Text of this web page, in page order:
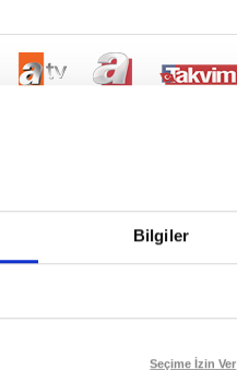
Bilgiler
Seçime İzin Ver